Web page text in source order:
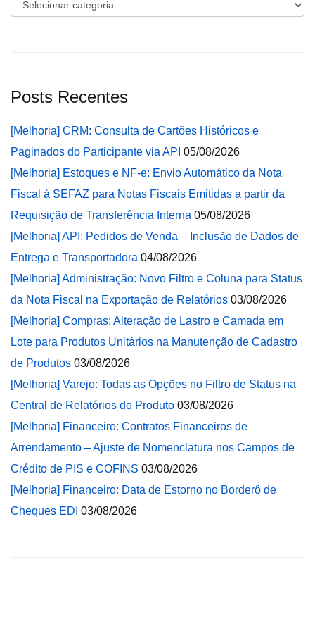
Categorias
Posts Recentes
[Melhoria] CRM: Consulta de Cartões Históricos e
Paginados do Participante via API 05/08/2026
[Melhoria] Estoques e NF-e: Envio Automático da Nota
Fiscal à SEFAZ para Notas Fiscais Emitidas a partir da
Requisição de Transferência Interna 05/08/2026
[Melhoria] API: Pedidos de Venda – Inclusão de Dados de
Entrega e Transportadora 04/08/2026
[Melhoria] Administração: Novo Filtro e Coluna para Status
da Nota Fiscal na Exportação de Relatórios 03/08/2026
[Melhoria] Compras: Alteração de Lastro e Camada em
Lote para Produtos Unitários na Manutenção de Cadastro
de Produtos 03/08/2026
[Melhoria] Varejo: Todas as Opções no Filtro de Status na
Central de Relatórios do Produto 03/08/2026
[Melhoria] Financeiro: Contratos Financeiros de
Arrendamento – Ajuste de Nomenclatura nos Campos de
Crédito de PIS e COFINS 03/08/2026
[Melhoria] Financeiro: Data de Estorno no Borderô de
Cheques EDI 03/08/2026